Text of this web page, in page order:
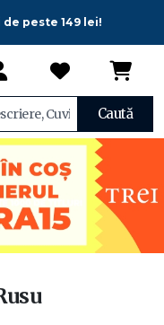
peste 149 lei!
Caută